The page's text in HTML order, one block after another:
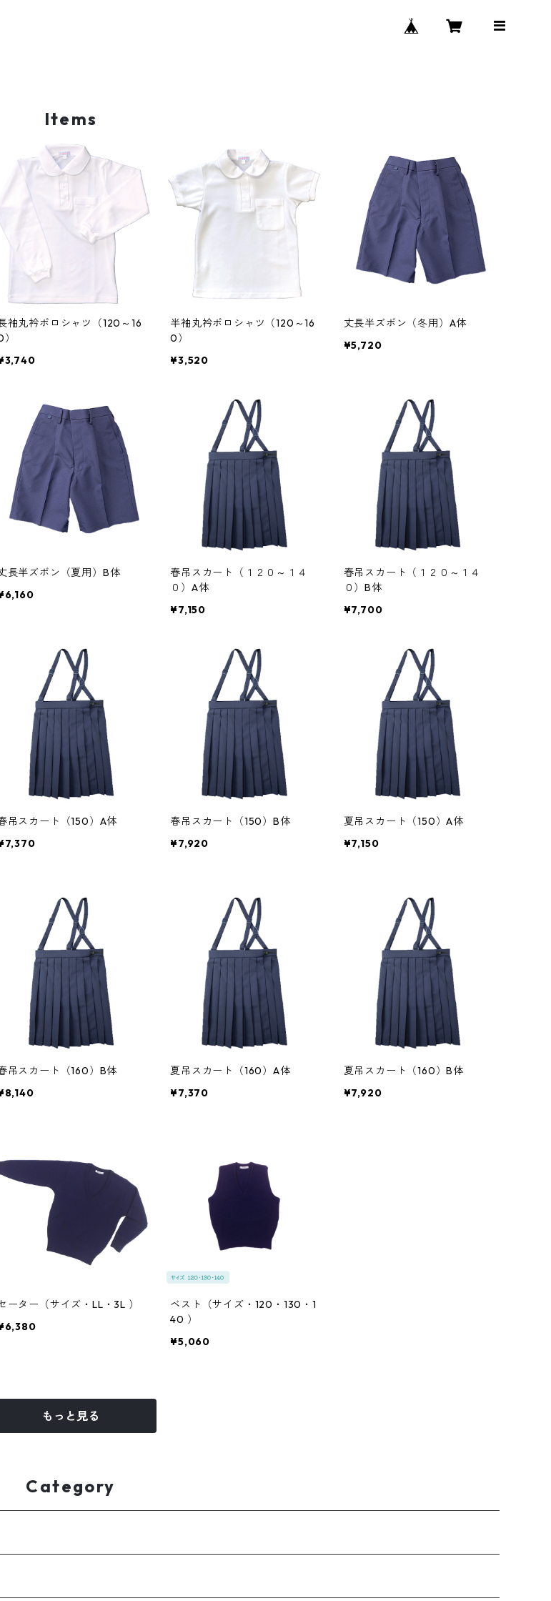
Items
袖丸衿ポロシャツ（120～16
半袖丸衿ポロシャツ（120～16
0）
¥3,520
丈長半ズボン（冬用）A体
¥5,720
長半ズボン（夏用）B体
春吊スカート（１２０～１４
０）A体
¥7,150
春吊スカート（１２０～１４
０）B体
¥7,700
吊スカート（150）A体
春吊スカート（150）B体
¥7,920
夏吊スカート（150）A体
¥7,150
吊スカート（160）B体
夏吊スカート（160）A体
¥7,370
夏吊スカート（160）B体
¥7,920
ーター（サイズ・LL・3L ）
ベスト（サイズ・120・130・1
40 ）
¥5,060
もっと見る
Category